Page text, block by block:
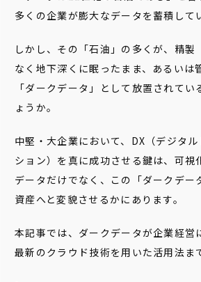
多くの企業が膨大なデータを蓄積して
しかし、その「石油」の多くが、精製
なく地下深くに眠ったまま、あるいは
「ダークデータ」として放置されてい
ょうか。
中堅・大企業において、DX（デジタ
ション）を真に成功させる鍵は、可視
データだけでなく、この「ダークデー
資産へと変貌させるかにあります。
本記事では、ダークデータが企業経営
最新のクラウド技術を用いた活用法ま